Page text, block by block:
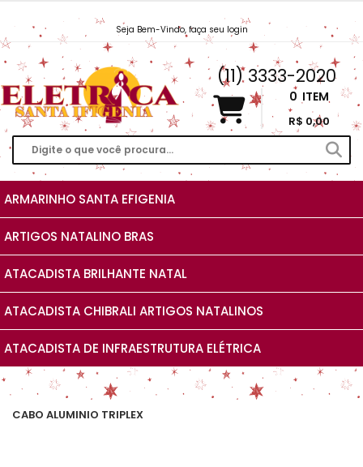
Seja Bem-Vindo, faça seu login
Vendas@EletricaSantaIfigenia.com.br
(11) 3333-2020
0 ITEM
R$ 0,00
ARMARINHO SANTA EFIGENIA
ARTIGOS NATALINO BRAS
ATACADISTA BRILHANTE NATAL
ATACADISTA CHIBRALI ARTIGOS NATALINOS
ATACADISTA DE INFRAESTRUTURA ELÉTRICA
CABO ALUMINIO TRIPLEX